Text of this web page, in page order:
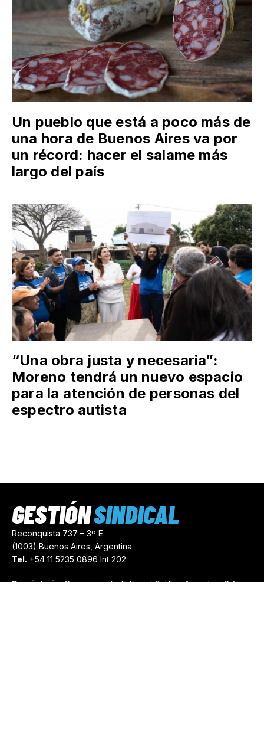
Un pueblo que está a poco más de
una hora de Buenos Aires va por
un récord: hacer el salame más
largo del país
“Una obra justa y necesaria”:
Moreno tendrá un nuevo espacio
para la atención de personas del
espectro autista
Reconquista 737 – 3º E
(1003) Buenos Aires, Argentina
Tel. +54 11 5235 0896 Int 202
Propietario:Comunicación Editorial Gráfica Argentina S.A.
GESTIÓNSINDICAL